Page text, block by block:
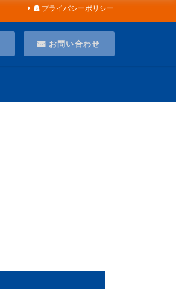
プライバシーポリシー
お問い合わせ